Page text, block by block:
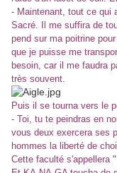
- Maintenant, tout ce qui
Sacré. Il me suffira de
pend sur ma poitrine
que je puisse me
besoin, car il me faudra
très souvent.
Puis il se tourna vers le
- Toi, tu te peindras en
vous deux exercera ses
hommes la liberté de
Cette faculté s'appellera